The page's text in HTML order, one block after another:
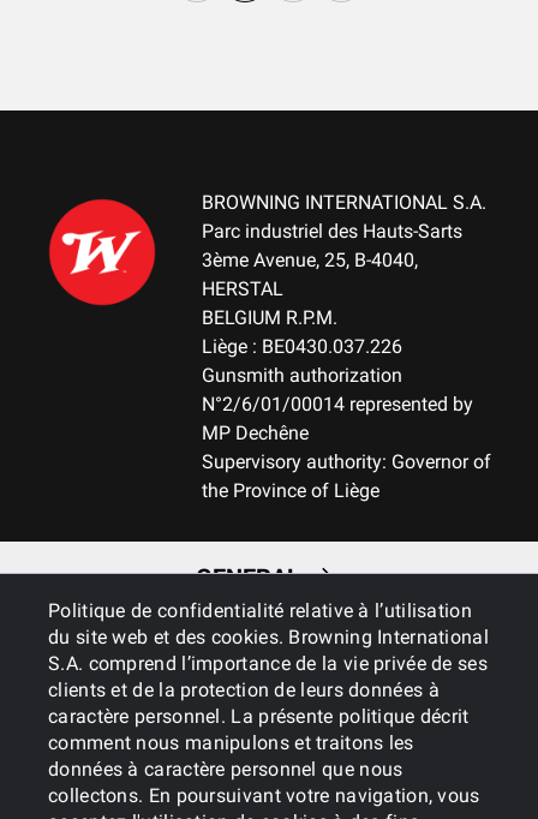
Politique de confidentialité relative à l’utilisation
du site web et des cookies. Browning International
S.A. comprend l’importance de la vie privée de ses
clients et de la protection de leurs données à
caractère personnel. La présente politique décrit
comment nous manipulons et traitons les
données à caractère personnel que nous
collectons. En poursuivant votre navigation, vous
BROWNING INTERNATIONAL S.A.
Parc industriel des Hauts-Sarts
3ème Avenue, 25, B-4040,
HERSTAL
BELGIUM R.P.M.
Liège : BE0430.037.226
Gunsmith authorization
N°2/6/01/00014 represented by
MP Dechêne
Supervisory authority: Governor of
the Province of Liège
GENERAL
SERVICES